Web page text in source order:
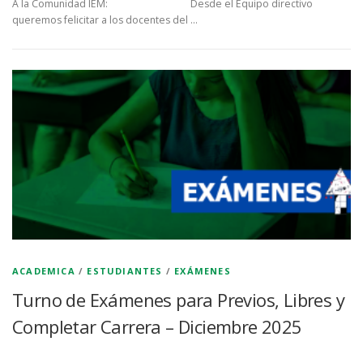
A la Comunidad IEM: Desde el Equipo directivo
queremos felicitar a los docentes del …
ACADEMICA / ESTUDIANTES / EXÁMENES
Turno de Exámenes para Previos, Libres y
Completar Carrera – Diciembre 2025